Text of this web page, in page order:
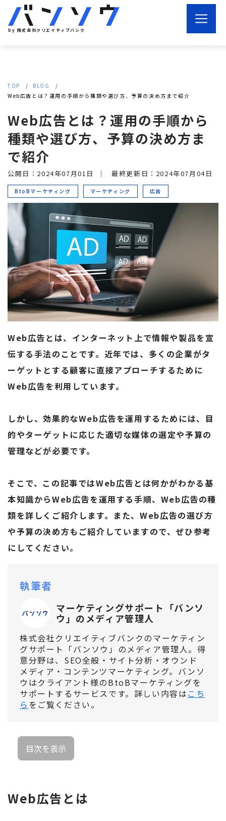
by 株式会社クリエイティブバンク
TOP
BLOG
Web広告とは？運用の手順から種類や選び方、予算の決め方まで紹介
Web広告とは？運用の手順から
種類や選び方、予算の決め方ま
で紹介
公開日：2024年07月01日 ｜ 最終更新日：2024年07月04日
BtoBマーケティング マーケティング 広告
Web広告とは、インターネット上で情報や製品を宣
伝する手法のことです。近年では、多くの企業がタ
ーゲットとする顧客に直接アプローチするために
Web広告を利用しています。
しかし、効果的なWeb広告を運用するためには、目
的やターゲットに応じた適切な媒体の選定や予算の
管理などが必要です。
そこで、この記事ではWeb広告とは何かがわかる基
本知識からWeb広告を運用する手順、Web広告の種
類を詳しくご紹介します。また、Web広告の選び方
や予算の決め方もご紹介していますので、ぜひ参考
にしてください。
執筆者
マーケティングサポート「バンソ
ウ」のメディア管理人
株式会社クリエイティブバンクのマーケティン
グサポート「バンソウ」のメディア管理人。得
意分野は、SEO全般・サイト分析・オウンド
メディア・コンテンツマーケティング。バンソ
ウはクライアント様のBtoBマーケティングを
サポートするサービスです。詳しい内容はこち
ら をご覧ください。
目次を表示
Web広告とは